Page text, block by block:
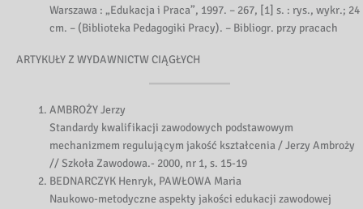
Warszawa : „Edukacja i Praca”, 1997. – 267, [1] s. : rys., wykr.; 24
cm. – (Biblioteka Pedagogiki Pracy). – Bibliogr. przy pracach
ARTYKUŁY Z WYDAWNICTW CIĄGŁYCH
AMBROŻY Jerzy
Standardy kwalifikacji zawodowych podstawowym
mechanizmem regulującym jakość kształcenia / Jerzy Ambroży
// Szkoła Zawodowa.- 2000, nr 1, s. 15-19
BEDNARCZYK Henryk, PAWŁOWA Maria
Naukowo-metodyczne aspekty jakości edukacji zawodowej